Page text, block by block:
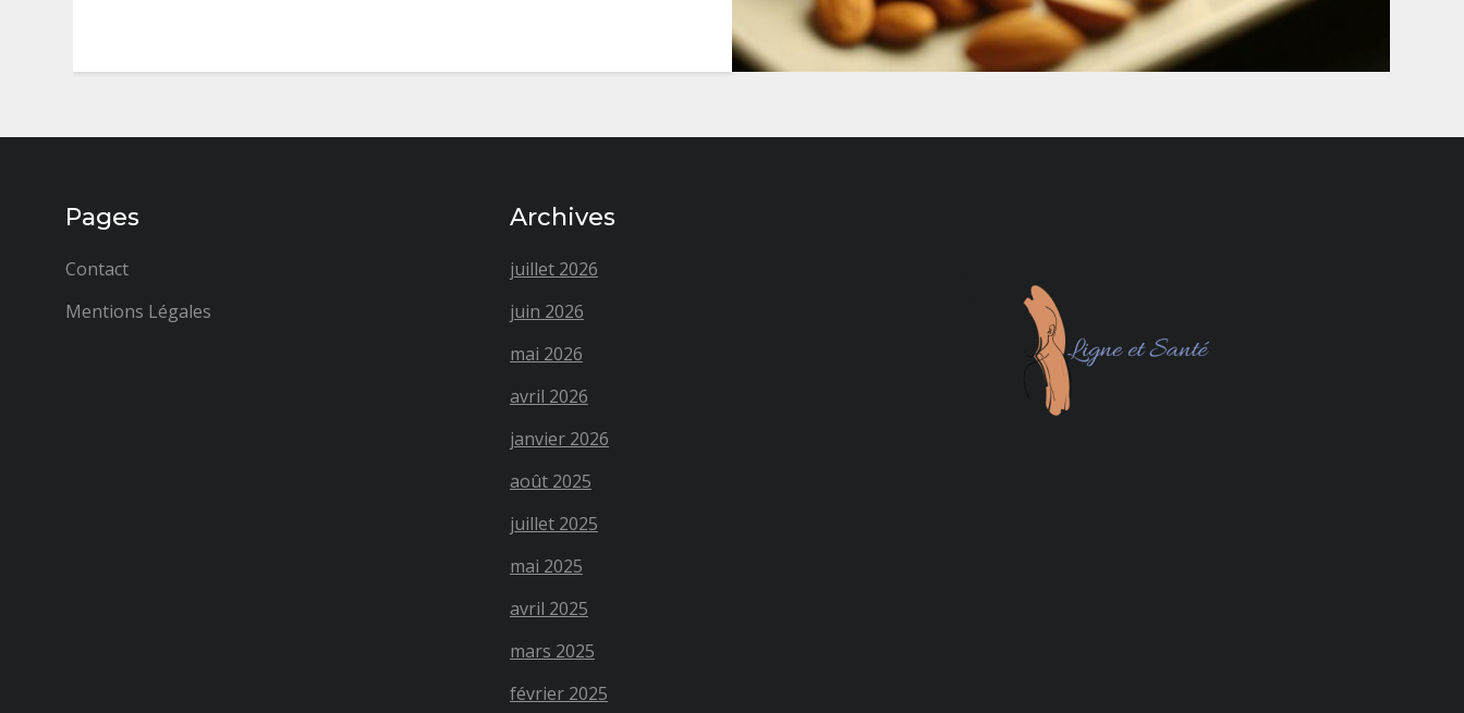
Pages
Contact
Mentions Légales
Archives
juillet 2026
juin 2026
mai 2026
avril 2026
janvier 2026
août 2025
juillet 2025
mai 2025
avril 2025
mars 2025
février 2025